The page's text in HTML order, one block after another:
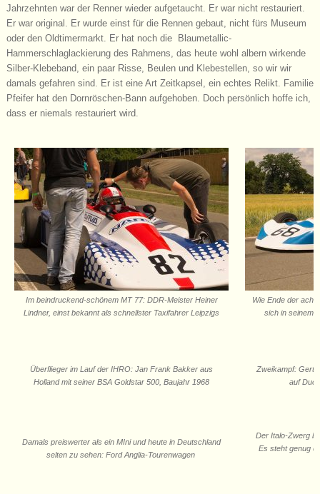
Jahrzehnten war der Renner wieder aufgetaucht. Er war nicht restauriert.
Er war original. Er wurde einst für die Rennen gebaut, nicht fürs Museum
oder den Oldtimermarkt. Er hat noch die Blaumetallic-
Hammerschlaglackierung des Rahmens, das heute wohl albern wirkende
Silber-Klebeband, ein paar Risse, Beulen und Klebestellen, so wir wir
damals gefahren sind. Er ist eine Art Zeitkapsel, ein echtes Relikt. Familie
Pfeifer hat den Dornröschen-Bann aufgehoben. Doch persönlich hoffe ich,
dass er niemals restauriert wird.
Im beindruckend-schönem MT 77: DDR-Meister Heiner
Lindner, einst bekannt als schnellster Taxifahrer Leipzigs
Wie Ende der
sich in seinem
Überflieger im Lauf der IHRO: Jan Frank Bakker aus
Holland mit seiner BSA Goldstar 500, Baujahr 1968
Zweikampf: Gert
auf
Damals preiswerter als ein MIni und heute in Deutschland
selten zu sehen: Ford Anglia-Tourenwagen
Der Italo-Zwerg
Es steht genug